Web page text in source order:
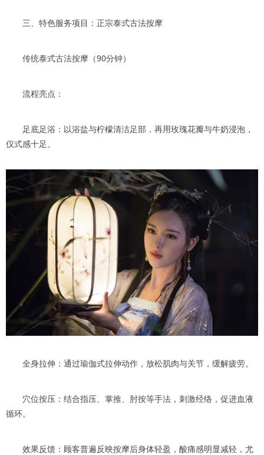
三、特色服务项目：正宗泰式古法按摩
传统泰式古法按摩（90分钟）
流程亮点：
足底足浴：以浴盐与柠檬清洁足部，再用玫瑰花瓣与牛奶浸泡，
仪式感十足。
全身拉伸：通过瑜伽式拉伸动作，放松肌肉与关节，缓解疲劳。
穴位按压：结合指压、掌推、肘按等手法，刺激经络，促进血液
循环。
效果反馈：顾客普遍反映按摩后身体轻盈，酸痛感明显减轻，尤